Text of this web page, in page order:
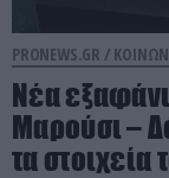
PRONEWS.GR /
Νέα
Μαρούσι –
τα